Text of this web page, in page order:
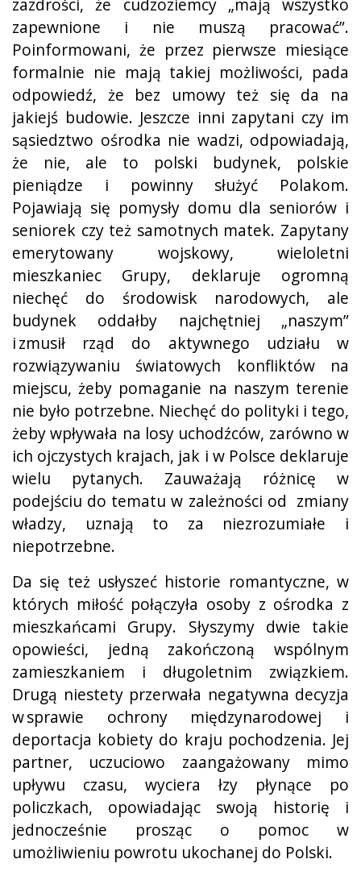
zapewnione i nie muszą pracować”.
Poinformowani, że przez pierwsze miesiące
formalnie nie mają takiej możliwości, pada
odpowiedź, że bez umowy też się da na
jakiejś budowie. Jeszcze inni zapytani czy im
sąsiedztwo ośrodka nie wadzi, odpowiadają,
że nie, ale to polski budynek, polskie
pieniądze i powinny służyć Polakom.
Pojawiają się pomysły domu dla seniorów i
seniorek czy też samotnych matek. Zapytany
emerytowany wojskowy, wieloletni
mieszkaniec Grupy, deklaruje ogromną
niechęć do środowisk narodowych, ale
budynek oddałby najchętniej „naszym”
i zmusił rząd do aktywnego udziału w
rozwiązywaniu światowych konfliktów na
miejscu, żeby pomaganie na naszym terenie
nie było potrzebne. Niechęć do polityki i tego,
żeby wpływała na losy uchodźców, zarówno w
ich ojczystych krajach, jak i w Polsce deklaruje
wielu pytanych. Zauważają różnicę w
podejściu do tematu w zależności od zmiany
władzy, uznają to za niezrozumiałe i
niepotrzebne.
Da się też usłyszeć historie romantyczne, w
których miłość połączyła osoby z ośrodka z
mieszkańcami Grupy. Słyszymy dwie takie
opowieści, jedną zakończoną wspólnym
zamieszkaniem i długoletnim związkiem.
Drugą niestety przerwała negatywna decyzja
w sprawie ochrony międzynarodowej i
deportacja kobiety do kraju pochodzenia. Jej
partner, uczuciowo zaangażowany mimo
upływu czasu, wyciera łzy płynące po
policzkach, opowiadając swoją historię i
jednocześnie prosząc o pomoc w
umożliwieniu powrotu ukochanej do Polski.